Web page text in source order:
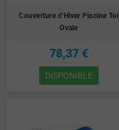
Couverture d'Hiver Piscine Toi
Ovale
78,37 €
DISPONIBLE